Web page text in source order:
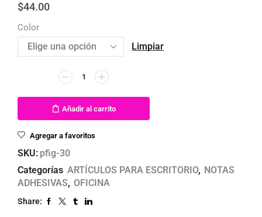
$44.00
Color
Limpiar
Añadir al carrito
Agregar a favoritos
SKU: pfig-30
Categorías ARTÍCULOS PARA ESCRITORIO, NOTAS
ADHESIVAS, OFICINA
Share: